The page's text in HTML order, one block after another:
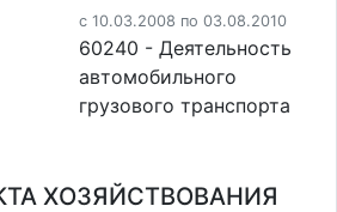
c 10.03.2008 по 03.08.2010
60240 - Деятельность
автомобильного
грузового транспорта
ХОЗЯЙСТВОВАНИЯ